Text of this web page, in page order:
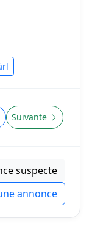
Suivante
suspecte
annonce